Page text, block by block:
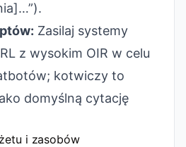
Zasilaj systemy
z wysokim OIR w celu
kotwiczy to
domyślną cytację
i zasobów